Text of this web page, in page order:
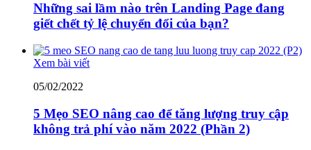
Những sai lầm nào trên Landing Page đang
giết chết tỷ lệ chuyển đổi của bạn?
Xem bài viết
05/02/2022
5 Mẹo SEO nâng cao để tăng lượng truy cập
không trả phí vào năm 2022 (Phần 2)